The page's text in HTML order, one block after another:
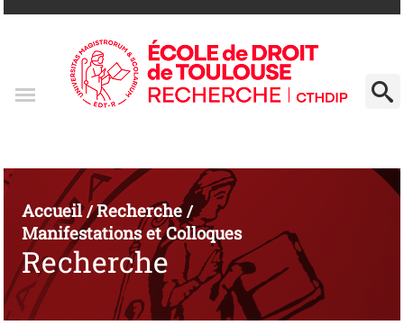
Accueil/Recherche/
Manifestations et Colloques
Recherche